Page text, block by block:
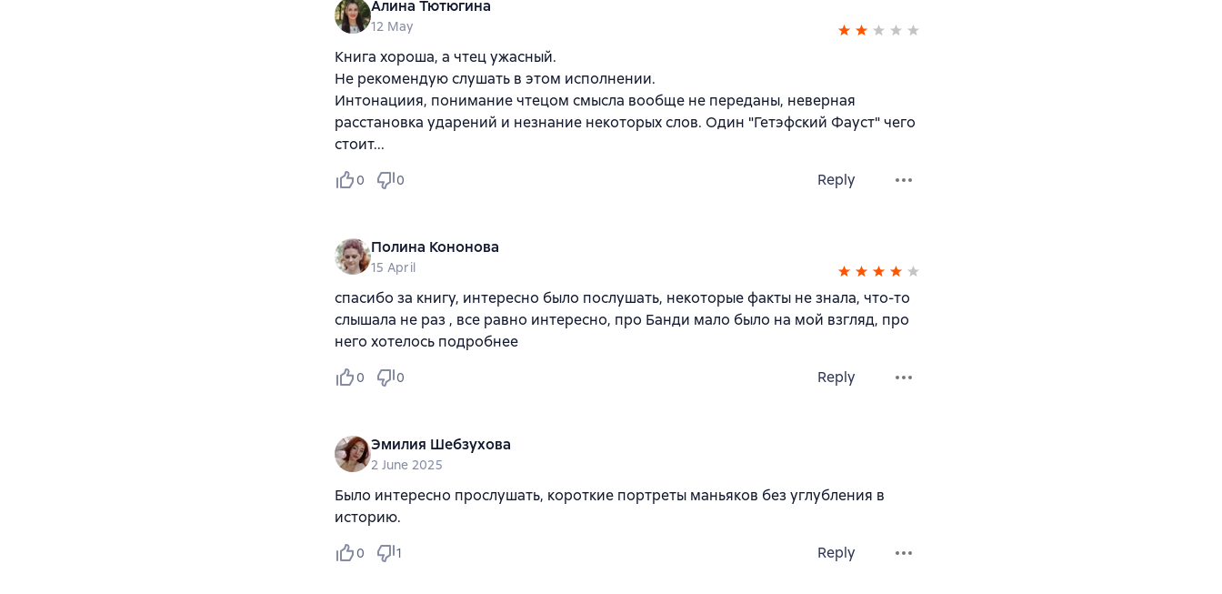
Алина Тютюгина
12 May
Книга хороша, а чтец ужасный.
Не рекомендую слушать в этом исполнении.
Интонациия, понимание чтецом смысла вообще не переданы, неверная
расстановка ударений и незнание некоторых слов. Один "Гетэфский Фауст" чего
стоит...
0 0 Reply
Полина Кононова
15 April
спасибо за книгу, интересно было послушать, некоторые факты не знала, что-то
слышала не раз , все равно интересно, про Банди мало было на мой взгляд, про
него хотелось подробнее
0 0 Reply
Эмилия Шебзухова
2 June 2025
Было интересно прослушать, короткие портреты маньяков без углубления в
историю.
0 1 Reply